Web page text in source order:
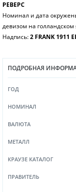
РЕВЕРС
Номинал и дата
девизом на голландском
Надпись:2 FRANK 1911
ПОДРОБНАЯ
ГОД
НОМИНАЛ
ВАЛЮТА
МЕТАЛЛ
КРАУЗЕ КАТАЛОГ
ПРАВИТЕЛЬ